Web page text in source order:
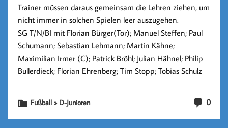
Trainer müssen daraus gemeinsam die Lehren ziehen, um
nicht immer in solchen Spielen leer auszugehen.
SG T/N/BI mit Florian Bürger(Tor); Manuel Steffen; Paul
Schumann; Sebastian Lehmann; Martin Kähne;
Maximilian Irmer (C); Patrick Bröhl; Julian Hähnel; Philip
Bullerdieck; Florian Ehrenberg; Tim Stopp; Tobias Schulz
0
Fußball » D-Junioren